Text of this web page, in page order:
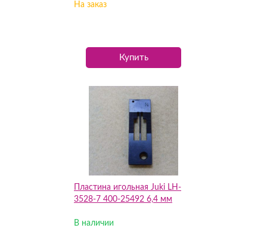
На заказ
Купить
Пластина игольная Juki LH-
3528-7 400-25492 6,4 мм
В наличии